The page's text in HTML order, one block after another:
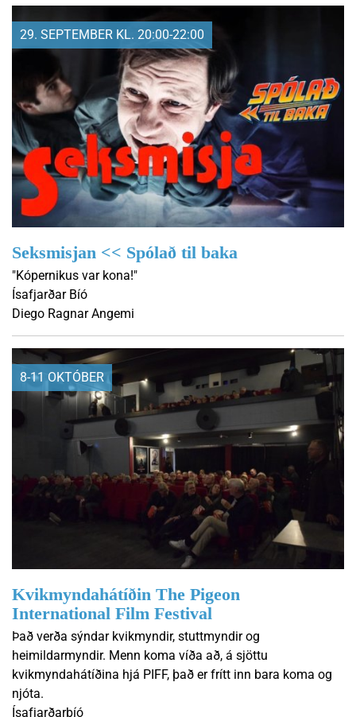
Seksmisjan << Spólað til baka
29. SEPTEMBER KL. 20:00-22:00
"Kópernikus var kona!"
Ísafjarðar Bíó
Diego Ragnar Angemi
Kvikmyndahátíðin The Pigeon
International Film Festival
8-11 OKTÓBER
Það verða sýndar kvikmyndir, stuttmyndir og
heimildarmyndir. Menn koma víða að, á sjöttu
kvikmyndahátíðina hjá PIFF, það er frítt inn bara koma og
njóta.
Ísafjarðarbíó